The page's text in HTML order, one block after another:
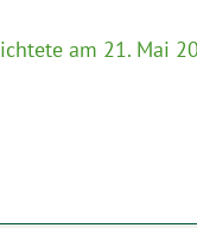
am 21. Mai